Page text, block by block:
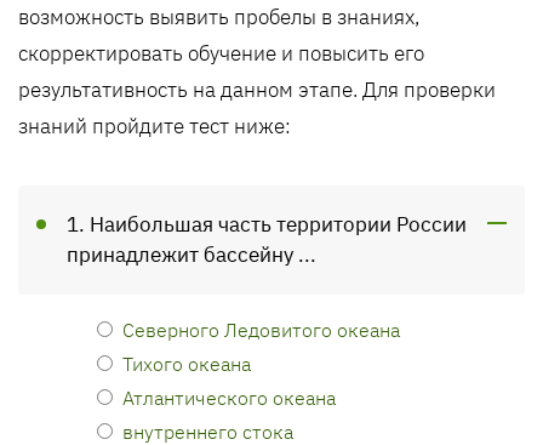
возможность выявить пробелы в знаниях,
скорректировать обучение и повысить его
результативность на данном этапе. Для проверки
знаний пройдите тест ниже:
1. Наибольшая часть территории России
принадлежит бассейну ...
Северного Ледовитого океана
Тихого океана
Атлантического океана
внутреннего стока